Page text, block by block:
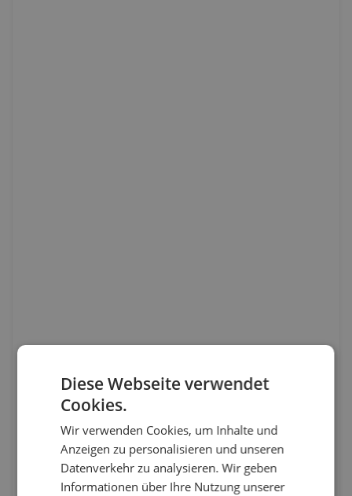
Diese Webseite verwendet
Cookies.
Wir verwenden Cookies, um Inhalte und
Anzeigen zu personalisieren und unseren
Datenverkehr zu analysieren. Wir geben
Informationen über Ihre Nutzung unserer